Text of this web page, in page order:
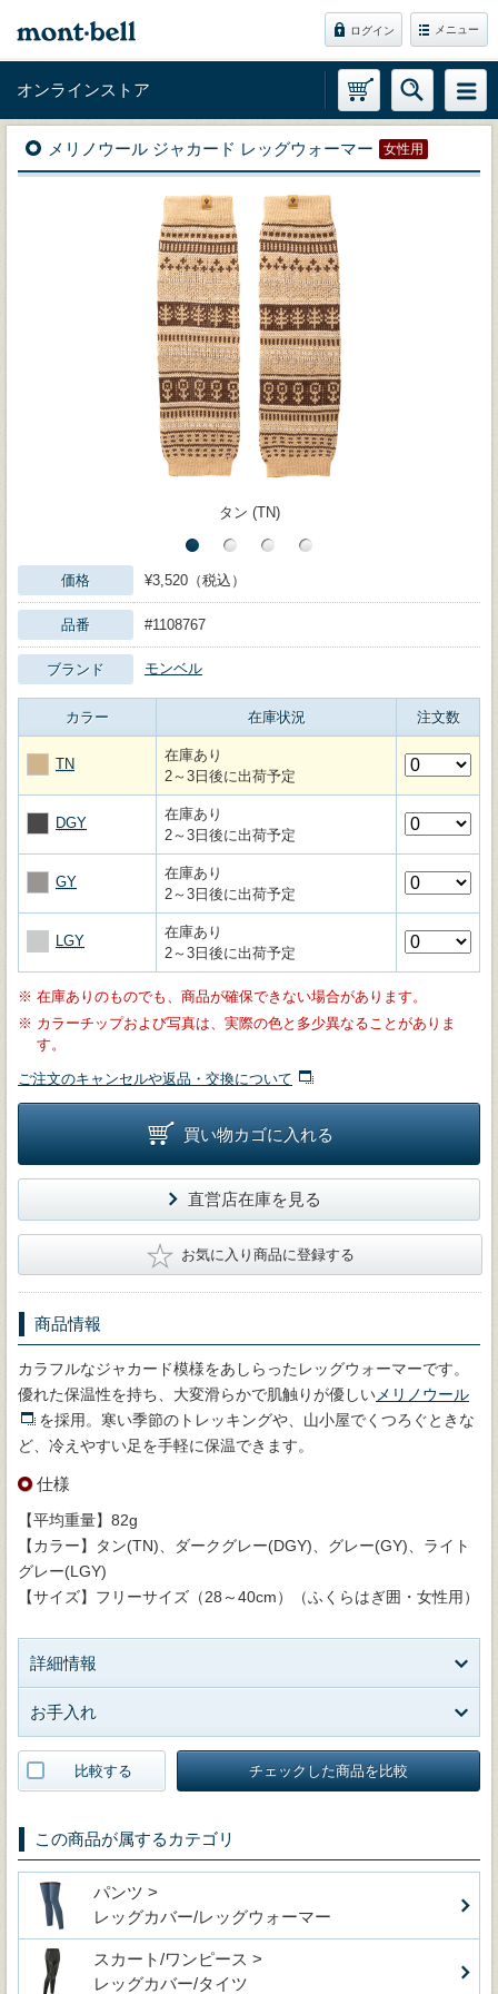
ログイン メニュー
オンラインストア
メリノウール ジャカード レッグウォーマー 女性用
タン (TN)
価格 ¥3,520（税込）
品番 #1108767
ブランド モンベル
カラー 在庫状況 注文数
TN
在庫あり
2～3日後に出荷予定
DGY
在庫あり
2～3日後に出荷予定
GY
在庫あり
2～3日後に出荷予定
LGY
在庫あり
2～3日後に出荷予定
※ 在庫ありのものでも、商品が確保できない場合があります。
※ カラーチップおよび写真は、実際の色と多少異なることがありま
す。
ご注文のキャンセルや返品・交換について
買い物カゴに入れる
直営店在庫を見る
★ お気に入り商品に登録する
商品情報
カラフルなジャカード模様をあしらったレッグウォーマーです。
優れた保温性を持ち、大変滑らかで肌触りが優しい メリノウール
を採用。寒い季節のトレッキングや、山小屋でくつろぐときな
ど、冷えやすい足を手軽に保温できます。
仕様
【平均重量】82g
【カラー】タン(TN)、ダークグレー(DGY)、グレー(GY)、ライト
グレー(LGY)
【サイズ】フリーサイズ（28～40cm）（ふくらはぎ囲・女性用）
詳細情報
お手入れ
比較する チェックした商品を比較
この商品が属するカテゴリ
パンツ >
レッグカバー/レッグウォーマー
スカート/ワンピース >
レッグカバー/タイツ